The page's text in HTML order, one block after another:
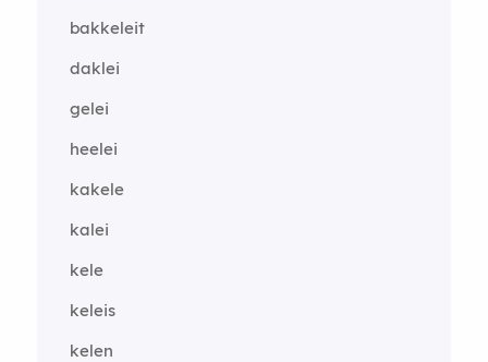
bakkeleit
daklei
gelei
heelei
kakele
kalei
kele
keleis
kelen